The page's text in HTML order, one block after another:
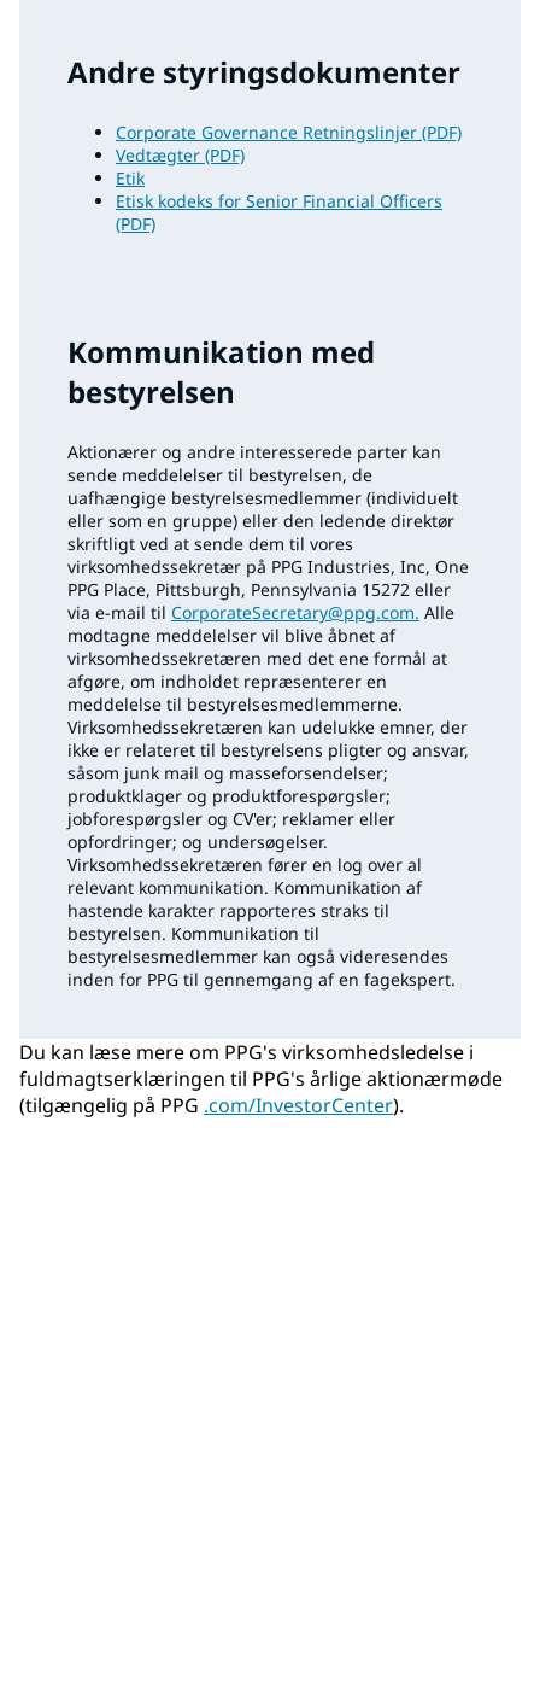
Andre styringsdokumenter
Corporate Governance Retningslinjer (PDF)
Vedtægter (PDF)
Etik
Etisk kodeks for Senior Financial Officers
(PDF)
Kommunikation med
bestyrelsen
Aktionærer og andre interesserede parter kan
sende meddelelser til bestyrelsen, de
uafhængige bestyrelsesmedlemmer (individuelt
eller som en gruppe) eller den ledende direktør
skriftligt ved at sende dem til vores
virksomhedssekretær på PPG Industries, Inc, One
PPG Place, Pittsburgh, Pennsylvania 15272 eller
via e-mail til CorporateSecretary@ppg.com. Alle
modtagne meddelelser vil blive åbnet af
virksomhedssekretæren med det ene formål at
afgøre, om indholdet repræsenterer en
meddelelse til bestyrelsesmedlemmerne.
Virksomhedssekretæren kan udelukke emner, der
ikke er relateret til bestyrelsens pligter og ansvar,
såsom junk mail og masseforsendelser;
produktklager og produktforespørgsler;
jobforespørgsler og CV'er; reklamer eller
opfordringer; og undersøgelser.
Virksomhedssekretæren fører en log over al
relevant kommunikation. Kommunikation af
hastende karakter rapporteres straks til
bestyrelsen. Kommunikation til
bestyrelsesmedlemmer kan også videresendes
inden for PPG til gennemgang af en fagekspert.
Du kan læse mere om PPG's virksomhedsledelse i
fuldmagtserklæringen til PPG's årlige aktionærmøde
(tilgængelig på PPG .com/InvestorCenter).